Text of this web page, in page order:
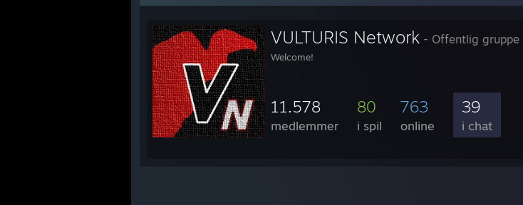
VULTURIS Network - Offentlig gruppe
Welcome!
11.578
medlemmer
80
i spil
763
online
39
i chat